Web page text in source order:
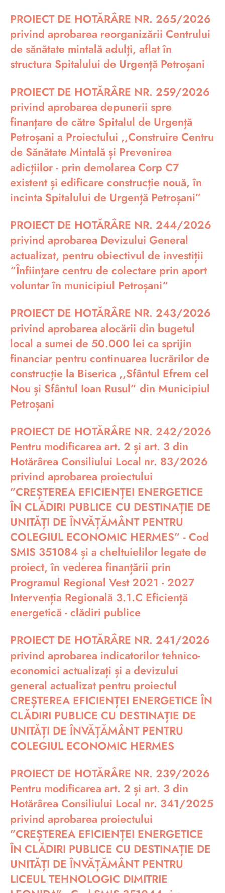
PROIECT DE HOTĂRÂRE NR. 265/2026
privind aprobarea reorganizării Centrului
de sănătate mintală adulți, aflat în
structura Spitalului de Urgență Petroșani
PROIECT DE HOTĂRÂRE NR. 259/2026
privind aprobarea depunerii spre
finanțare de către Spitalul de Urgență
Petroșani a Proiectului ,,Construire Centru
de Sănătate Mintală și Prevenirea
adicțiilor - prin demolarea Corp C7
existent și edificare construcție nouă, în
incinta Spitalului de Urgență Petroșani”
PROIECT DE HOTĂRÂRE NR. 244/2026
privind aprobarea Devizului General
actualizat, pentru obiectivul de investiții
“Înființare centru de colectare prin aport
voluntar în municipiul Petroșani“
PROIECT DE HOTĂRÂRE NR. 243/2026
privind aprobarea alocării din bugetul
local a sumei de 50.000 lei ca sprijin
financiar pentru continuarea lucrărilor de
construcție la Biserica ,,Sfântul Efrem cel
Nou și Sfântul Ioan Rusul” din Municipiul
Petroșani
PROIECT DE HOTĂRÂRE NR. 242/2026
Pentru modificarea art. 2 și art. 3 din
Hotărârea Consiliului Local nr. 83/2026
privind aprobarea proiectului
”CREȘTEREA EFICIENȚEI ENERGETICE
ÎN CLĂDIRI PUBLICE CU DESTINAȚIE DE
UNITĂȚI DE ÎNVĂȚĂMÂNT PENTRU
COLEGIUL ECONOMIC HERMES” - Cod
SMIS 351084 și a cheltuielilor legate de
proiect, în vederea finanțării prin
Programul Regional Vest 2021 - 2027
Intervenția Regională 3.1.C Eficiență
energetică - clădiri publice
PROIECT DE HOTĂRÂRE NR. 241/2026
privind aprobarea indicatorilor tehnico-
economici actualizați și a devizului
general actualizat pentru proiectul
CREȘTEREA EFICIENȚEI ENERGETICE ÎN
CLĂDIRI PUBLICE CU DESTINAȚIE DE
UNITĂȚI DE ÎNVĂȚĂMÂNT PENTRU
COLEGIUL ECONOMIC HERMES
PROIECT DE HOTĂRÂRE NR. 239/2026
Pentru modificarea art. 2 și art. 3 din
Hotărârea Consiliului Local nr. 341/2025
privind aprobarea proiectului
”CREȘTEREA EFICIENȚEI ENERGETICE
ÎN CLĂDIRI PUBLICE CU DESTINAȚIE DE
UNITĂȚI DE ÎNVĂȚĂMÂNT PENTRU
LICEUL TEHNOLOGIC DIMITRIE